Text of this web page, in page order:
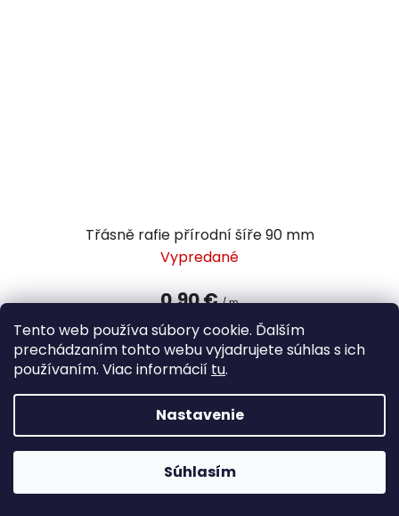
Tento web používa súbory cookie. Ďalším
prechádzaním tohto webu vyjadrujete súhlas s ich
používaním. Viac informácií tu.
Nastavenie
Súhlasím
Třásně rafie přírodní šíře 90 mm
Vypredané
0,90 €/ m
DETAIL